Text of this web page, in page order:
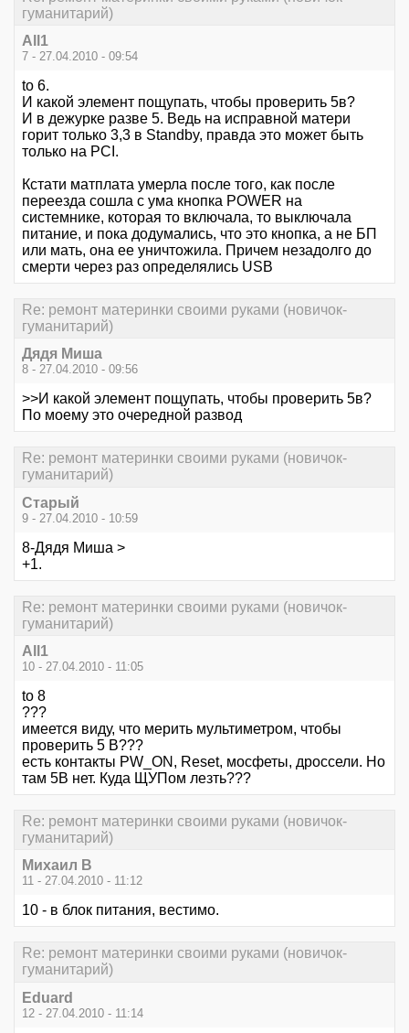
гуманитарий)
All1
7 - 27.04.2010 - 09:54
to 6.
И какой элемент пощупать, чтобы проверить 5в?
И в дежурке разве 5. Ведь на исправной матери
горит только 3,3 в Standby, правда это может быть
только на PCI.
Кстати матплата умерла после того, как после
переезда сошла с ума кнопка POWER на
системнике, которая то включала, то выключала
питание, и пока додумались, что это кнопка, а не БП
или мать, она ее уничтожила. Причем незадолго до
смерти через раз определялись USB
Re: ремонт материнки своими руками (новичок-
гуманитарий)
Дядя Миша
8 - 27.04.2010 - 09:56
>>И какой элемент пощупать, чтобы проверить 5в?
По моему это очередной развод
Re: ремонт материнки своими руками (новичок-
гуманитарий)
Старый
9 - 27.04.2010 - 10:59
8-Дядя Миша >
+1.
Re: ремонт материнки своими руками (новичок-
гуманитарий)
All1
10 - 27.04.2010 - 11:05
to 8
???
имеется виду, что мерить мультиметром, чтобы
проверить 5 В???
есть контакты PW_ON, Reset, мосфеты, дроссели. Но
там 5В нет. Куда ЩУПом лезть???
Re: ремонт материнки своими руками (новичок-
гуманитарий)
Михаил В
11 - 27.04.2010 - 11:12
10 - в блок питания, вестимо.
Re: ремонт материнки своими руками (новичок-
гуманитарий)
Eduard
12 - 27.04.2010 - 11:14